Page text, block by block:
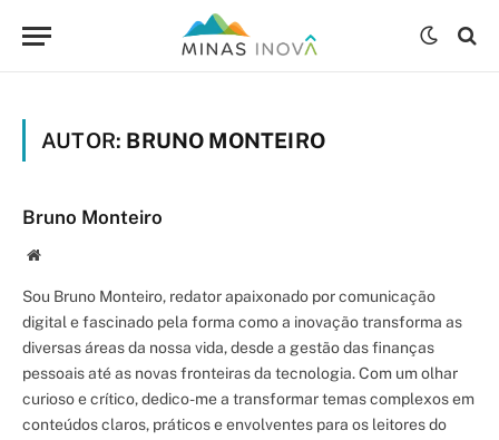
AUTOR: BRUNO MONTEIRO
Bruno Monteiro
Site/Blog
Sou Bruno Monteiro, redator apaixonado por comunicação
digital e fascinado pela forma como a inovação transforma as
diversas áreas da nossa vida, desde a gestão das finanças
pessoais até as novas fronteiras da tecnologia. Com um olhar
curioso e crítico, dedico-me a transformar temas complexos em
conteúdos claros, práticos e envolventes para os leitores do